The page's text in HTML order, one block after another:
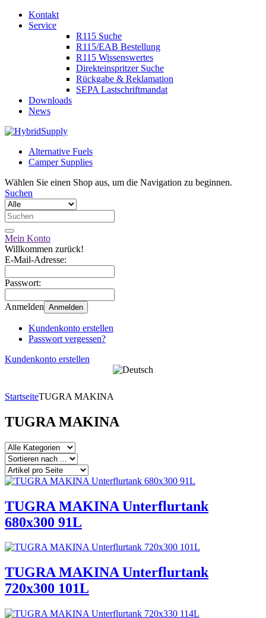
Kontakt
Service
R115 Suche
R115/EAB Bestellung
R115 Wissenswertes
Direkteinspritzer Suche
Rückgabe & Reklamation
SEPA Lastschriftmandat
Downloads
News
Alternative Fuels
Camper Supplies
Wählen Sie einen Shop aus, um die Navigation zu beginnen.
Suchen
Mein Konto
Willkommen zurück!
E-Mail-Adresse:
Passwort:
Anmelden Anmelden
Kundenkonto erstellen
Passwort vergessen?
Kundenkonto erstellen
StartseiteTUGRA MAKINA
TUGRA MAKINA
TUGRA MAKINA Unterflurtank
680x300 91L
TUGRA MAKINA Unterflurtank
720x300 101L